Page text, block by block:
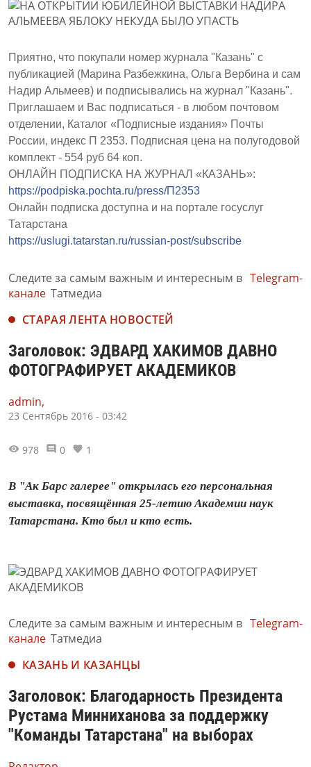
Приятно, что покупали номер журнала "Казань" с
публикацией (Марина Разбежкина, Ольга Вербина и сам
Надир Альмеев) и подписывались на журнал "Казань".
Приглашаем и Вас подписаться - в любом почтовом
отделении, Каталог «Подписные издания» Почты
России, индекс П 2353. Подписная цена на полугодовой
комплект - 554 руб 64 коп.
ОНЛАЙН ПОДПИСКА НА ЖУРНАЛ «КАЗАНЬ»:
https://podpiska.pochta.ru/press/П2353
Онлайн подписка доступна и на портале госуслуг
Татарстана
https://uslugi.tatarstan.ru/russian-post/subscribe
Следите за самым важным и интересным в Telegram-
канале Татмедиа
СТАРАЯ ЛЕНТА НОВОСТЕЙ
Заголовок: ЭДВАРД ХАКИМОВ ДАВНО
ФОТОГРАФИРУЕТ АКАДЕМИКОВ
admin,
23 Сентябрь 2016 - 03:42
978 0 1
В "Ак Барс галерее" открылась его персональная
выставка, посвящённая 25-летию Академии наук
Татарстана. Кто был и кто есть.
Следите за самым важным и интересным в Telegram-
канале Татмедиа
КАЗАНЬ И КАЗАНЦЫ
Заголовок: Благодарность Президента
Рустама Минниханова за поддержку
"Команды Татарстана" на выборах